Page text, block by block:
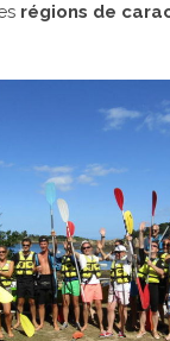
régions de